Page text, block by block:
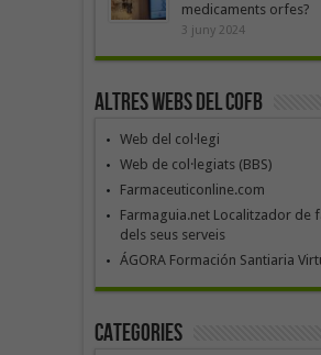
medicaments orfes?
3 juny 2024
Altres webs del COFB
Web del col·legi
Web de col·legiats (BBS)
Farmaceuticonline.com
Farmaguia.net Localitzador de
dels seus serveis
ÁGORA Formación Santiaria
Categories